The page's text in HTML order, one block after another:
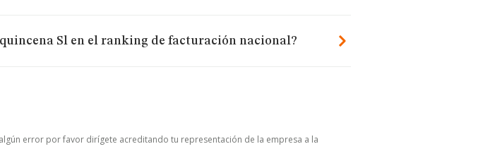
Sl en el ranking de facturación nacional?
error por favor dirígete acreditando tu representación de la empresa a la